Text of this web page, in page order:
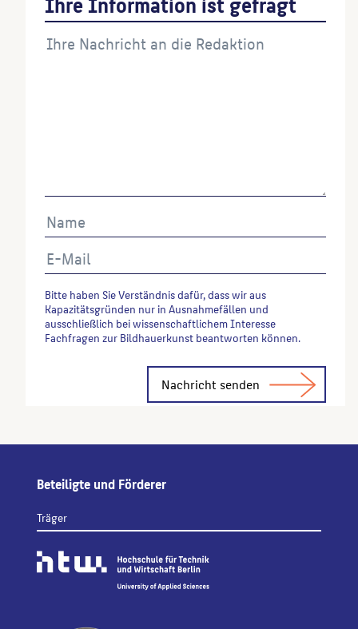
Bitte haben Sie Verständnis dafür, dass wir aus
Kapazitätsgründen nur in Ausnahmefällen und
ausschließlich bei wissenschaftlichem Interesse
Fachfragen zur Bildhauerkunst beantworten können.
Beteiligte und Förderer
Träger